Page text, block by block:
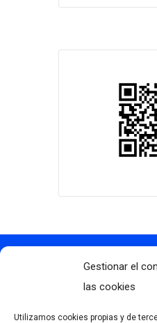
Gestionar el
las cookies
Utilizamos cookies propias y de